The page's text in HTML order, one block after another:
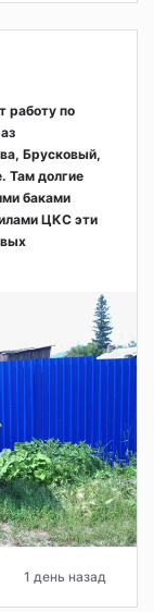
работу по
Брусковый,
Там долгие
баками
ЦКС эти
1 день назад